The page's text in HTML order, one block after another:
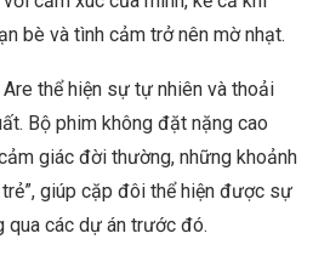
bè và tình cảm trở nên mờ nhạt.
thể hiện sự tự nhiên và thoải
Bộ phim không đặt nặng cao
giác đời thường, những khoảnh
giúp cặp đôi thể hiện được sự
các dự án trước đó.